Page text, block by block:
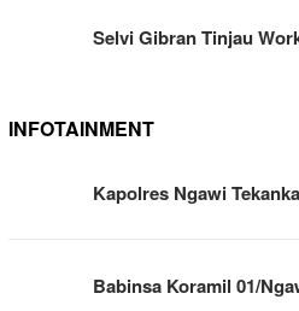
Selvi Gibran Tinjau
INFOTAINMENT
Kapolres Ngawi
Babinsa Koramil 01/